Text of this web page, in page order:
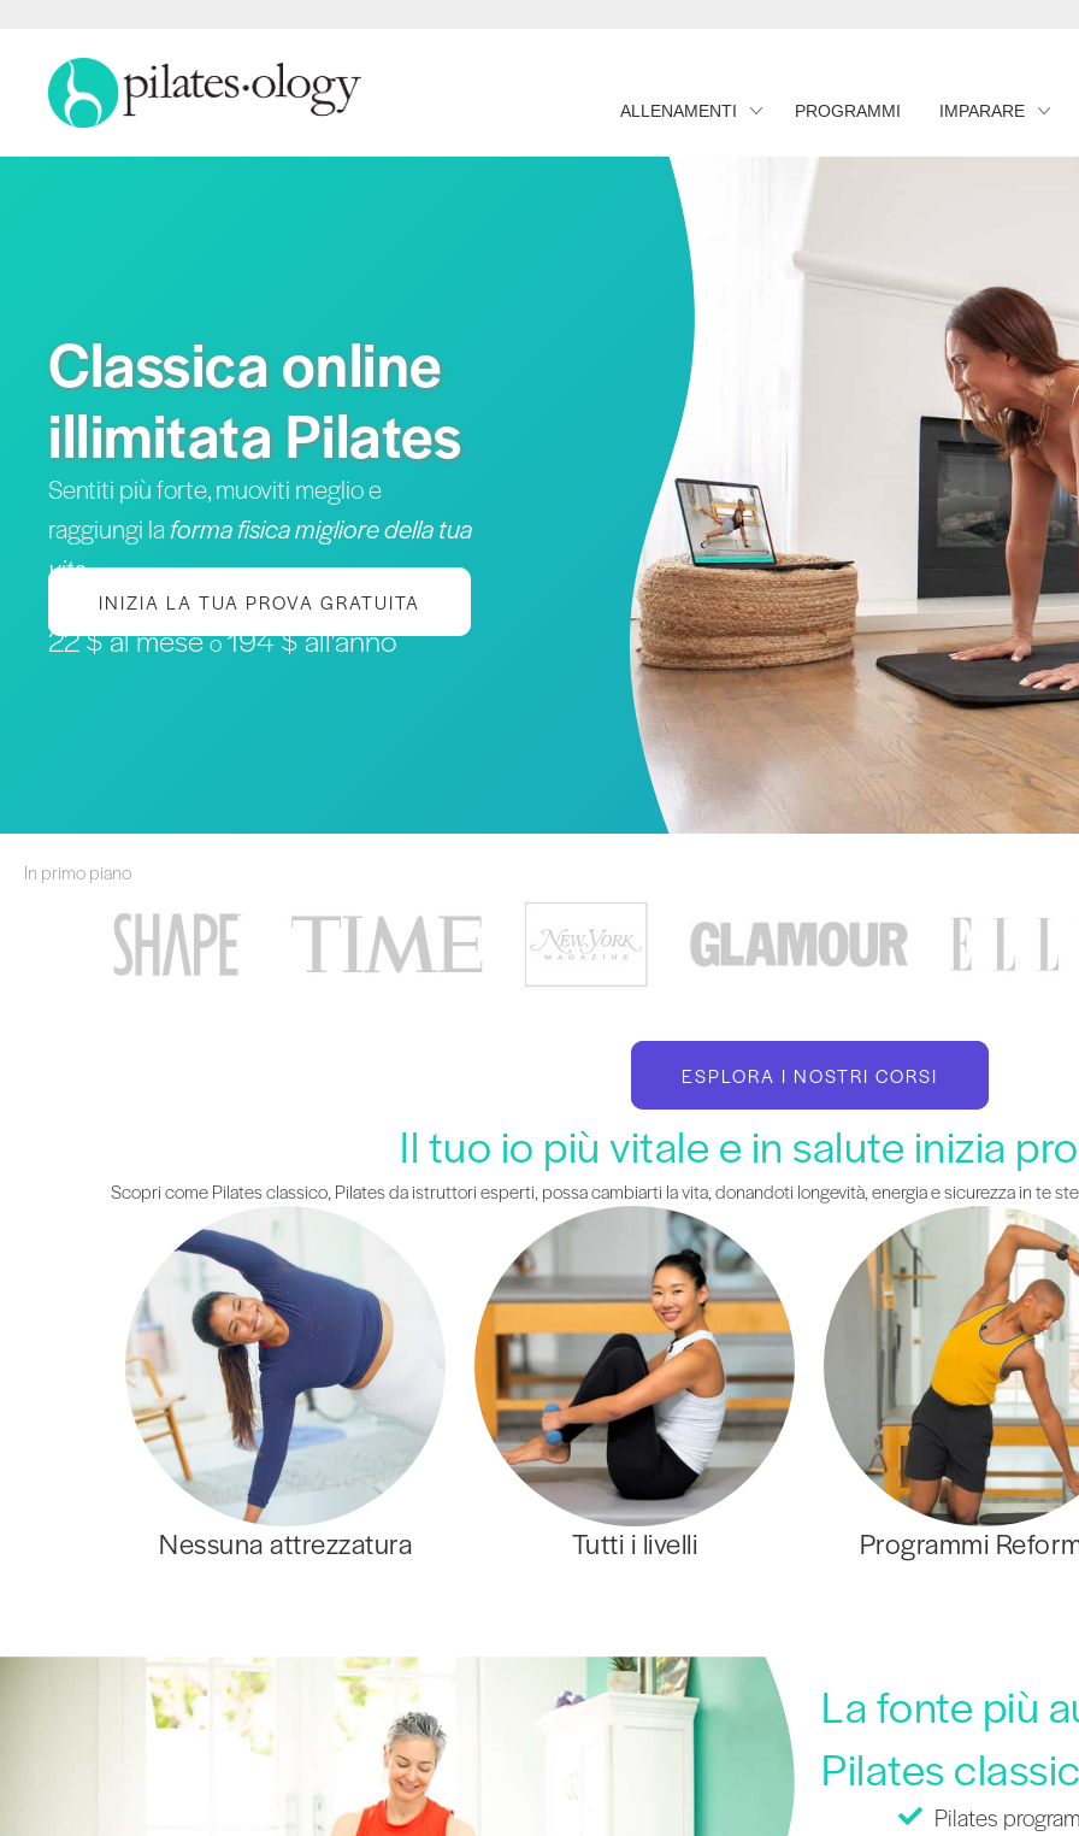
ALLENAMENTI PROGRAMMI IMPARARE
Classica online
illimitata Pilates
Sentiti più forte, muoviti meglio e
raggiungi laforma fisica migliore della tua
vita
INIZIA LA TUA PROVA GRATUITA
22 $ al meseo194 $ all'anno
In primo piano
ESPLORA I NOSTRI CORSI
Il tuo io più vitale e in salute inizia
Scopri come Pilates classico, Pilates da istruttori esperti, possa cambiarti la vita, donandoti longevità, energia e sicurezza in te
Nessuna attrezzatura Tutti i livelli Programmi
La fonte più
Pilates
Pilates